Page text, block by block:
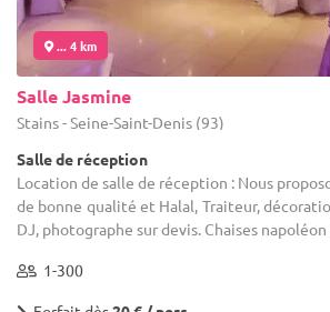
... 4 km
Salle Jasmine
Stains - Seine-Saint-Denis (93)
Salle de réception
Location de salle de réception : Nous
de bonne qualité et Halal, Traiteur,
DJ, photographe sur devis. Chaises
1-300